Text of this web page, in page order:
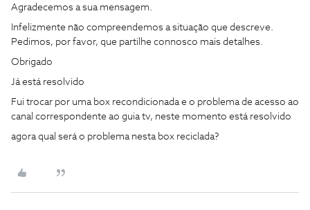
Agradecemos a sua mensagem.
Infelizmente não compreendemos a situação que descreve.
Pedimos, por favor, que partilhe connosco mais detalhes.
Obrigado
Já está resolvido
Fui trocar por uma box recondicionada e o problema de acesso ao
canal correspondente ao guia tv, neste momento está resolvido
agora qual será o problema nesta box reciclada?